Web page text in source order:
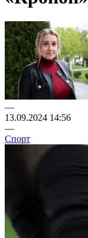
—
13.09.2024 14:56
—
Спорт